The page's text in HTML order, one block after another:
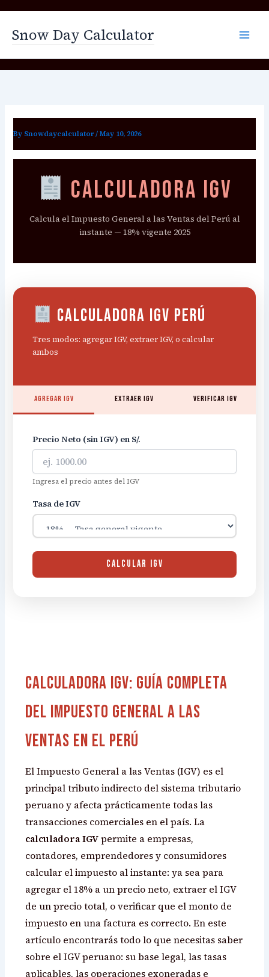
content
Snow Day Calculator
By Snowdaycalculator/May 10, 2026
Calculadora IGV
Calcula el Impuesto General a las Ventas del Perú al
instante — 18% vigente 2025
Calculadora IGV Perú
Tres modos: agregar IGV, extraer IGV, o calcular
ambos
Agregar IGV Extraer IGV Verificar IGV
Precio Neto (sin IGV) en S/.
Ingresa el precio antes del IGV
Tasa de IGV
CALCULAR IGV
Calculadora IGV: Guía Completa
del Impuesto General a las
Ventas en el Perú
El Impuesto General a las Ventas (IGV) es el
principal tributo indirecto del sistema tributario
peruano y afecta prácticamente todas las
transacciones comerciales en el país. La
calculadora IGVpermite a empresas,
contadores, emprendedores y consumidores
calcular el impuesto al instante: ya sea para
agregar el 18% a un precio neto, extraer el IGV
de un precio total, o verificar que el monto de
impuesto en una factura es correcto. En este
artículo encontrarás todo lo que necesitas saber
sobre el IGV peruano: su base legal, las tasas
aplicables, las operaciones exoneradas e